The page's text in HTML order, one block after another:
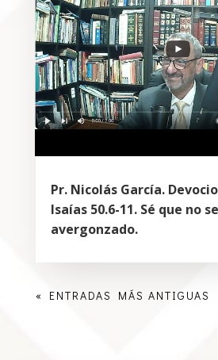
Pr. Nicolás García.
Isaías 50.6-11. Sé que no
avergonzado.
« ENTRADAS MÁS ANTIGUAS